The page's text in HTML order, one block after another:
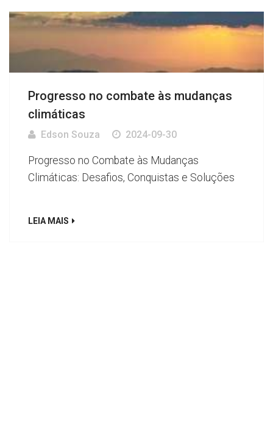
Progresso no combate às mudanças
climáticas
Edson Souza 2024-09-30
Progresso no Combate às Mudanças
Climáticas: Desafios, Conquistas e Soluções
LEIA MAIS